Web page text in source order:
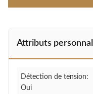
Attributs
Détection de tension:
Oui